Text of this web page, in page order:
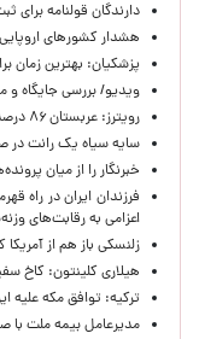
دارندگان قولنامه برای ثبت ادعا
هشدار کشورهای
پزشکیان‌: بهترین زمان
ویدیو/ بررسی جایگاه
رویترز: عربستان ۸۶ درصد از موشک‌های پاتریوت خود را استفاده کرده است
سایه سیاه یک رانت در
خبرنگار را از میان
​فرزندان ایران در راه
اعزامی به رقابت‌های
زلنسکی باز هم از
هیلاری کلینتون: کاخ
ترکیه: توافق مکه علیه
مدیرعامل بیمه ملت با